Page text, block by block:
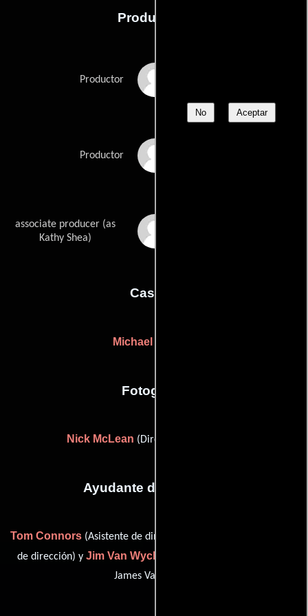
No Aceptar
Producción
Productor
Productor
associate producer (as
Kathy Shea)
Casting
Michael Chinich
Fotografia
Nick McLean (Director de fotografía)
Ayudante de dirección
Tom Connors(Asistente de dirección),
de dirección) y Jim Van Wyck
James Van Wyck))